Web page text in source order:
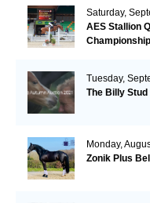
Saturday,
AES Stallion
Tuesday,
The Billy
Monday,
Zonik Plus